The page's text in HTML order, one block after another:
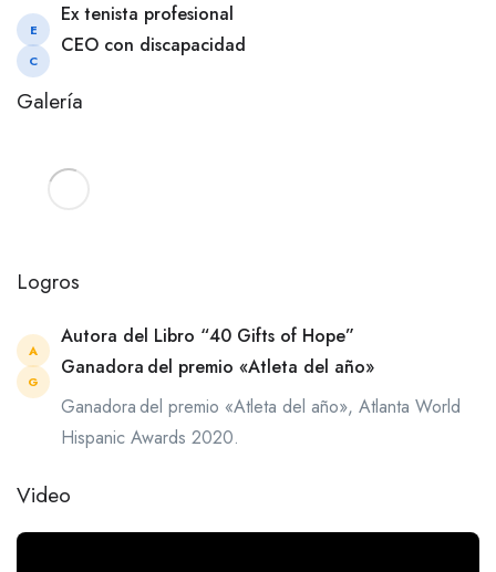
E
Ex tenista profesional
C
CEO con discapacidad
Galería
Logros
A
Autora del Libro “40 Gifts of Hope”
G
Ganadora del premio «Atleta del año»
Ganadora del premio «Atleta del año», Atlanta World
Hispanic Awards 2020.
Video